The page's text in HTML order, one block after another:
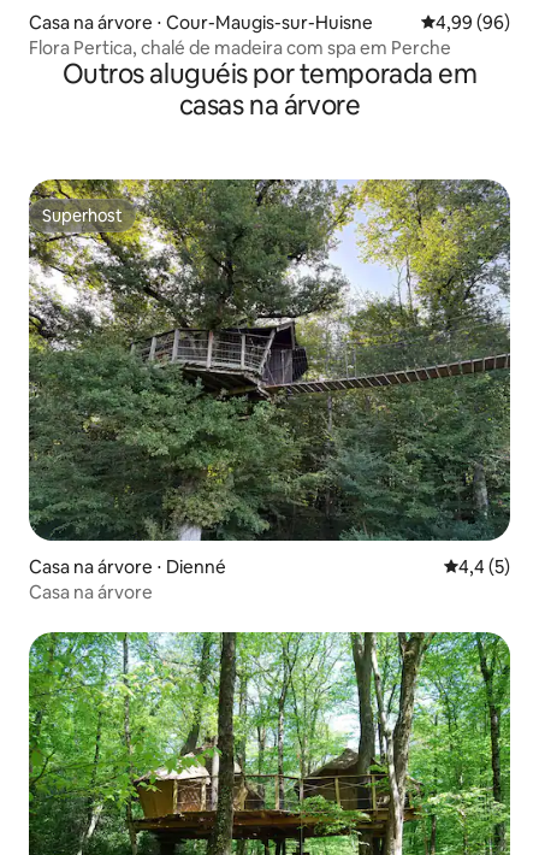
Casa na árvore ⋅ Cour-Maugis-sur-Huisne 4,99 de uma
4,99 (96)
Flora Pertica, chalé de madeira com spa em Perche
Outros aluguéis por temporada em
casas na árvore
Superhost
Superhost
Casa na árvore ⋅ Dienné 4,4 de
4,4 (5)
Casa na árvore